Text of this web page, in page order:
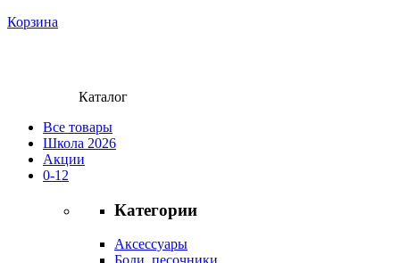
Корзина
Каталог
Все товары
Школа 2026
Акции
0-12
Категории
Аксессуары